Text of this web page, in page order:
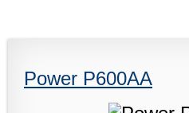
Power P600AA